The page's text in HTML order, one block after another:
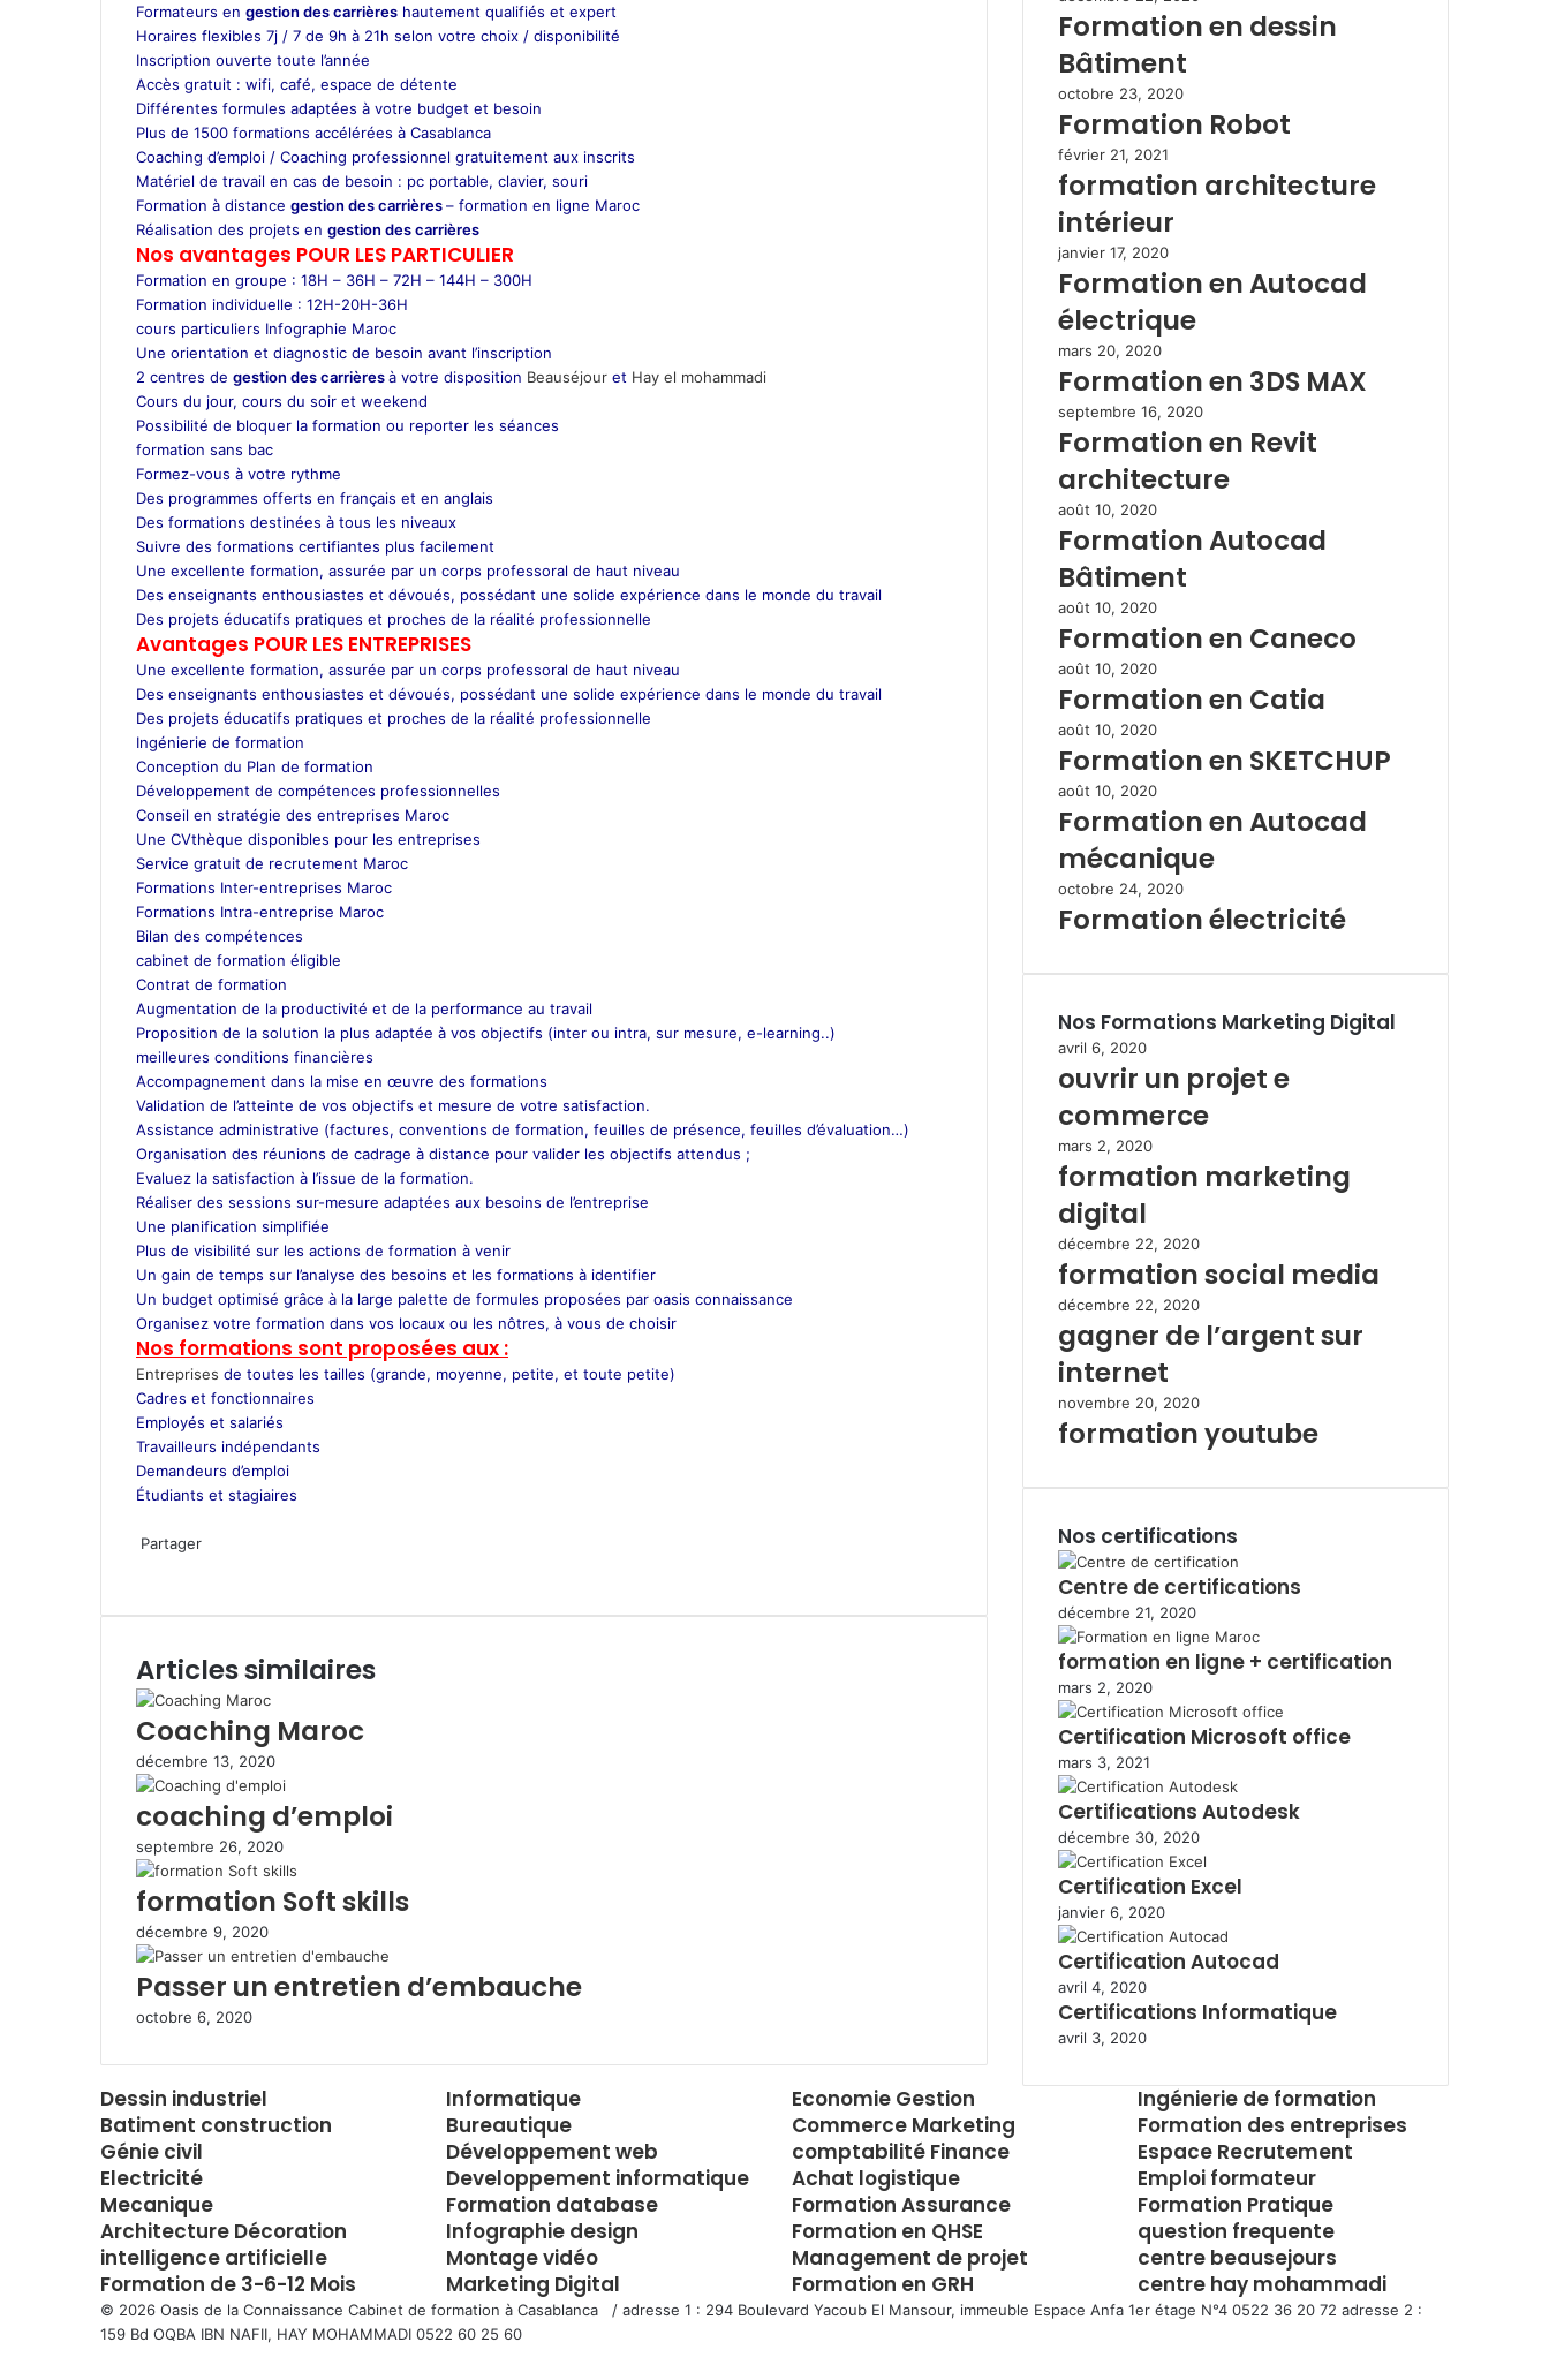
Formateurs en gestion des carrières hautement qualifiés et expert
Horaires flexibles 7j / 7 de 9h à 21h selon votre choix / disponibilité
Inscription ouverte toute l’année
Accès gratuit : wifi, café, espace de détente
Différentes formules adaptées à votre budget et besoin
Plus de 1500 formations accélérées à Casablanca
Coaching d’emploi / Coaching professionnel gratuitement aux inscrits
Matériel de travail en cas de besoin : pc portable, clavier, souri
Formation à distance gestion des carrières– formation en ligne Maroc
Réalisation des projets en gestion des carrières
Nos avantages POUR LES PARTICULIER
Formation en groupe : 18H – 36H – 72H – 144H – 300H
Formation individuelle : 12H-20H-36H
cours particuliers Infographie Maroc
Une orientation et diagnostic de besoin avant l’inscription
2 centres de gestion des carrièresà votre disposition Beauséjour et Hay el mohammadi
Cours du jour, cours du soir et weekend
Possibilité de bloquer la formation ou reporter les séances
formation sans bac
Formez-vous à votre rythme
Des programmes offerts en français et en anglais
Des formations destinées à tous les niveaux
Suivre des formations certifiantes plus facilement
Une excellente formation, assurée par un corps professoral de haut niveau
Des enseignants enthousiastes et dévoués, possédant une solide expérience dans le monde du travail
Des projets éducatifs pratiques et proches de la réalité professionnelle
Avantages POUR LES ENTREPRISES
Une excellente formation, assurée par un corps professoral de haut niveau
Des enseignants enthousiastes et dévoués, possédant une solide expérience dans le monde du travail
Des projets éducatifs pratiques et proches de la réalité professionnelle
Ingénierie de formation
Conception du Plan de formation
Développement de compétences professionnelles
Conseil en stratégie des entreprises Maroc
Une CVthèque disponibles pour les entreprises
Service gratuit de recrutement Maroc
Formations Inter-entreprises Maroc
Formations Intra-entreprise Maroc
Bilan des compétences
cabinet de formation éligible
Contrat de formation
Augmentation de la productivité et de la performance au travail
Proposition de la solution la plus adaptée à vos objectifs (inter ou intra, sur mesure, e-learning..)
meilleures conditions financières
Accompagnement dans la mise en œuvre des formations
Validation de l’atteinte de vos objectifs et mesure de votre satisfaction.
Assistance administrative (factures, conventions de formation, feuilles de présence, feuilles d’évaluation…)
Organisation des réunions de cadrage à distance pour valider les objectifs attendus ;
Evaluez la satisfaction à l’issue de la formation.
Réaliser des sessions sur-mesure adaptées aux besoins de l’entreprise
Une planification simplifiée
Plus de visibilité sur les actions de formation à venir
Un gain de temps sur l’analyse des besoins et les formations à identifier
Un budget optimisé grâce à la large palette de formules proposées par oasis connaissance
Organisez votre formation dans vos locaux ou les nôtres, à vous de choisir
Nos formations sont proposées aux :
Entreprises de toutes les tailles (grande, moyenne, petite, et toute petite)
Cadres et fonctionnaires
Employés et salariés
Travailleurs indépendants
Demandeurs d’emploi
Étudiants et stagiaires
h
s
p
p
Partager
c
b
o
o
k
i
t
e
r
n
e
d
i
n
n
e
s
t
a
s
p
r
a
r
p
a
r
m
a
l
p
i
r
Articles similaires
Coaching Maroc
décembre 13, 2020
coaching d’emploi
septembre 26, 2020
formation Soft skills
décembre 9, 2020
Passer un entretien d’embauche
octobre 6, 2020
Formation en dessin
Bâtiment
octobre 23, 2020
Formation Robot
février 21, 2021
formation architecture
intérieur
janvier 17, 2020
Formation en Autocad
électrique
mars 20, 2020
Formation en 3DS MAX
septembre 16, 2020
Formation en Revit
architecture
août 10, 2020
Formation Autocad
Bâtiment
août 10, 2020
Formation en Caneco
août 10, 2020
Formation en Catia
août 10, 2020
Formation en SKETCHUP
août 10, 2020
Formation en Autocad
mécanique
octobre 24, 2020
Formation électricité
Nos Formations Marketing Digital
avril 6, 2020
ouvrir un projet e
commerce
mars 2, 2020
formation marketing
digital
décembre 22, 2020
formation social media
décembre 22, 2020
gagner de l’argent sur
internet
novembre 20, 2020
formation youtube
Nos certifications
Centre de certifications
décembre 21, 2020
formation en ligne + certification
mars 2, 2020
Certification Microsoft office
mars 3, 2021
Certifications Autodesk
décembre 30, 2020
Certification Excel
janvier 6, 2020
Certification Autocad
avril 4, 2020
Certifications Informatique
avril 3, 2020
Dessin industriel
Batiment construction
Génie civil
Electricité
Mecanique
Architecture Décoration
intelligence artificielle
Formation de 3-6-12 Mois
Informatique
Bureautique
Développement web
Developpement informatique
Formation database
Infographie design
Montage vidéo
Marketing Digital
Economie Gestion
Commerce Marketing
comptabilité Finance
Achat logistique
Formation Assurance
Formation en QHSE
Management de projet
Formation en GRH
Ingénierie de formation
Formation des entreprises
Espace Recrutement
Emploi formateur
Formation Pratique
question frequente
centre beausejours
centre hay mohammadi
© 2026 Oasis de la Connaissance Cabinet de formation à Casablanca / adresse 1 : 294 Boulevard Yacoub El Mansour, immeuble Espace Anfa 1er étage N°4 0522 36 20 72 adresse 2 :
159 Bd OQBA IBN NAFII, HAY MOHAMMADI 0522 60 25 60